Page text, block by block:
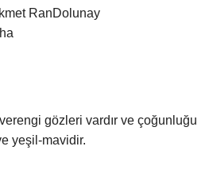
RanDolunay
gözleri vardır ve çoğunluğu
yeşil-mavidir.